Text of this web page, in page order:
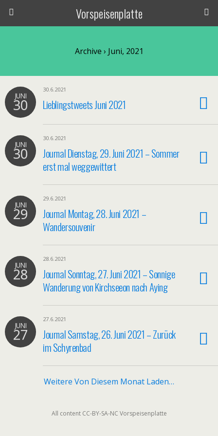
Vorspeisenplatte
Archive › Juni, 2021
JUNI
30
30.6.2021
Lieblingstweets Juni 2021
JUNI
30
30.6.2021
Journal Dienstag, 29. Juni 2021 – Sommer
erst mal weggewittert
JUNI
29
29.6.2021
Journal Montag, 28. Juni 2021 –
Wandersouvenir
JUNI
28
28.6.2021
Journal Sonntag, 27. Juni 2021 – Sonnige
Wanderung von Kirchseeon nach Aying
JUNI
27
27.6.2021
Journal Samstag, 26. Juni 2021 – Zurück
im Schyrenbad
Weitere Von Diesem Monat Laden…
All content CC-BY-SA-NC Vorspeisenplatte